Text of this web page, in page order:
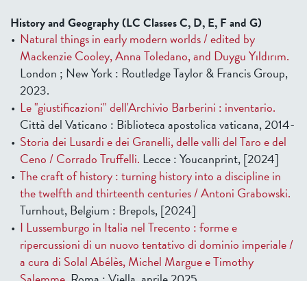
History and Geography (LC Classes C, D, E, F and G)
Natural things in early modern worlds / edited by
Mackenzie Cooley, Anna Toledano, and Duygu Yıldırım.
London ; New York : Routledge Taylor & Francis Group,
2023.
Le "giustificazioni" dell'Archivio Barberini : inventario.
Città del Vaticano : Biblioteca apostolica vaticana, 2014-
Storia dei Lusardi e dei Granelli, delle valli del Taro e del
Ceno / Corrado Truffelli. Lecce : Youcanprint, [2024]
The craft of history : turning history into a discipline in
the twelfth and thirteenth centuries / Antoni Grabowski.
Turnhout, Belgium : Brepols, [2024]
I Lussemburgo in Italia nel Trecento : forme e
ripercussioni di un nuovo tentativo di dominio imperiale /
a cura di Solal Abélès, Michel Margue e Timothy